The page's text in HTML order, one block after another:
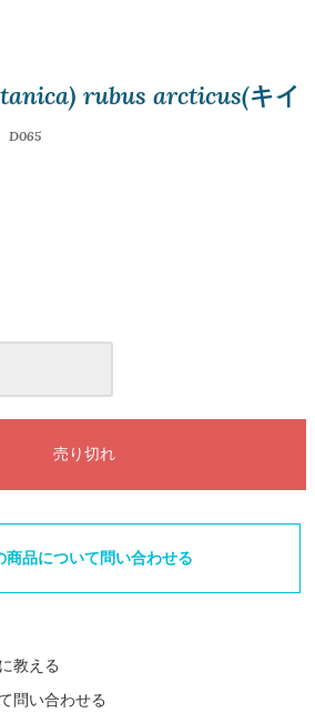
rubus arcticus(キイ
D065
商品について問い合わせる
教える
問い合わせる